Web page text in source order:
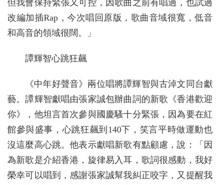
但我會保持緊張又可控，因歌曲之前有唱過，也試過
改編加插Rap，今次唱回原版，歌曲音域很寬，低音
和高音的領域很闊。」
譚輝智心跳狂飆
《中年好聲音》兩位唱將譚輝智與古淖文同台獻
藝。譚輝智獻唱由張家誠包辦曲詞的新歌《香港歡迎
你》，他坦言首次參與國慶騷十分緊張，因為要在紅
館參與盛事，心跳狂飆到140下，笑言平時做運動也
沒這麼高心跳。他表示獻唱新歌有點顧慮，說：「因
為新歌是介紹香港，旋律易入耳，歌詞很感動，我好
榮幸可以唱到，感謝張家誠幫我糾正咬字，又提醒我